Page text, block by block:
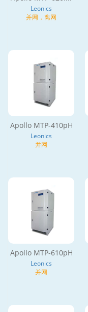
Leonics
并网，离网
Apollo MTP-410pH
Leonics
并网
Apollo MTP-610pH
Leonics
并网